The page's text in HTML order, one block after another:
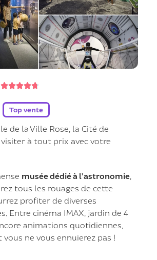

Top vente
de la Ville Rose, la Cité de
visiter à tout prix avec votre
musée dédié à l’astronomie
tous les rouages de cette
profiter de diverses
Entre cinéma IMAX, jardin de 4
animations quotidiennes,
ne vous ennuierez pas !